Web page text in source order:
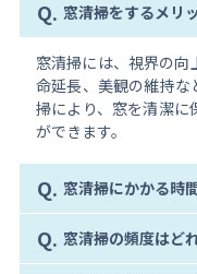
Q. 窓清掃をするメリ
窓清掃には、視界の
命延長、美観の維持な
掃により、窓を清潔に
ができます。
Q. 窓清掃にかかる時
Q. 窓清掃の頻度はど